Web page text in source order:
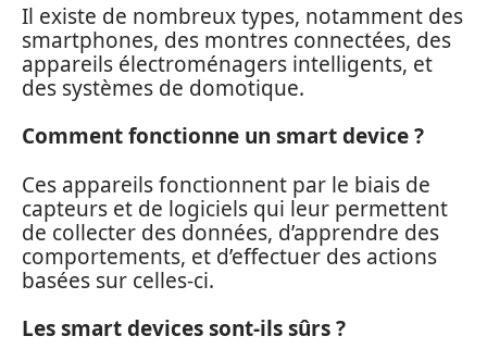
Il existe de nombreux types, notamment des
smartphones, des montres connectées, des
appareils électroménagers intelligents, et
des systèmes de domotique.
Comment fonctionne un smart device ?
Ces appareils fonctionnent par le biais de
capteurs et de logiciels qui leur permettent
de collecter des données, d’apprendre des
comportements, et d’effectuer des actions
basées sur celles-ci.
Les smart devices sont-ils sûrs ?